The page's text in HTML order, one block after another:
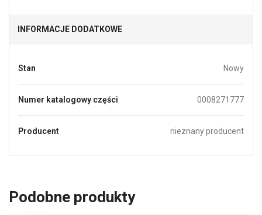
INFORMACJE DODATKOWE
Stan Nowy
Numer katalogowy części 0008271777
Producent nieznany producent
Podobne produkty